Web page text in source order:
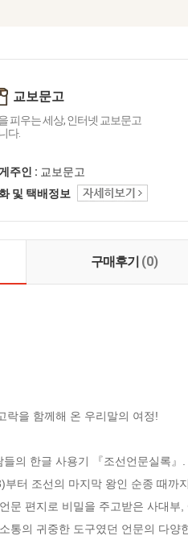
교보문고
피우는 세상, 인터넷 교보문고
다.
주인 : 교보문고
및 택배정보
구매후기 (0)
락을 함께해 온 우리말의 여정!
의 한글 사용기 『조선언문실록
터 조선의 마지막 왕인 순종 때
문 편지로 비밀을 주고받은 사대
통의 귀중한 도구였던 언문의 다